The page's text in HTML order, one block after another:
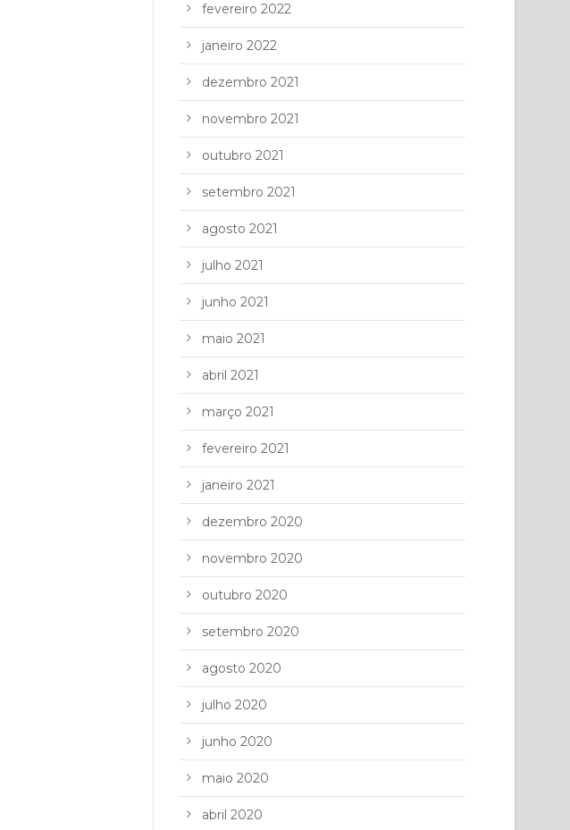
fevereiro 2022
janeiro 2022
dezembro 2021
novembro 2021
outubro 2021
setembro 2021
agosto 2021
julho 2021
junho 2021
maio 2021
abril 2021
março 2021
fevereiro 2021
janeiro 2021
dezembro 2020
novembro 2020
outubro 2020
setembro 2020
agosto 2020
julho 2020
junho 2020
maio 2020
abril 2020